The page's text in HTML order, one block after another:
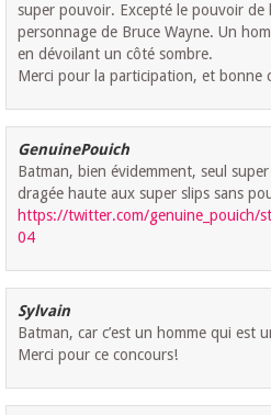
super pouvoir. Excepté le pouvoir de
personnage de Bruce Wayne. Un
en dévoilant un côté sombre.
Merci pour la participation, et bonne
GenuinePouich
Batman, bien évidemment, seul
dragée haute aux super slips sans
https://twitter.com/genuine_pouich/
04
Sylvain
Batman, car c’est un homme qui est
Merci pour ce concours!